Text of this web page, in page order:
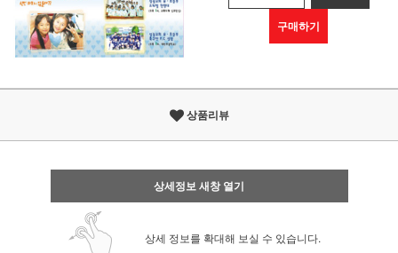
구매하기
상품리뷰
상세정보 새창 열기
상세 정보를 확대해 보실 수 있습니다.